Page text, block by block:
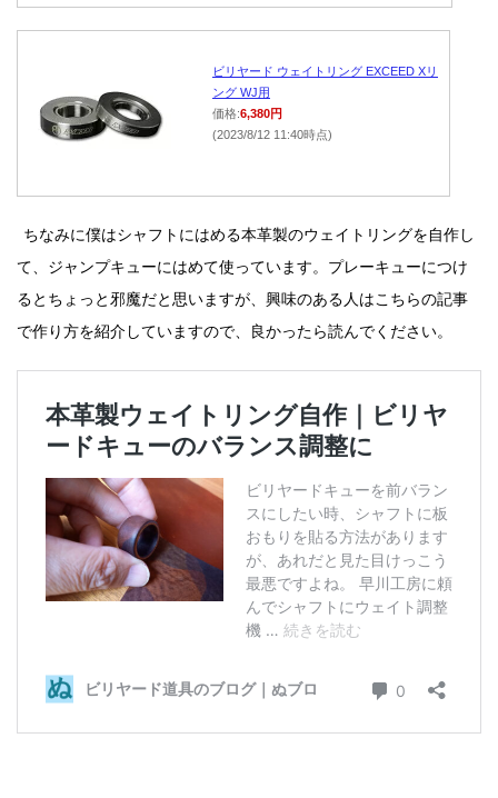
ビリヤード ウェイトリング EXCEED Xリ
ング WJ用
価格:6,380円
(2023/8/12 11:40時点)
ちなみに僕はシャフトにはめる本革製のウェイトリングを自作し
て、ジャンプキューにはめて使っています。プレーキューにつけ
るとちょっと邪魔だと思いますが、興味のある人はこちらの記事
で作り方を紹介していますので、良かったら読んでください。